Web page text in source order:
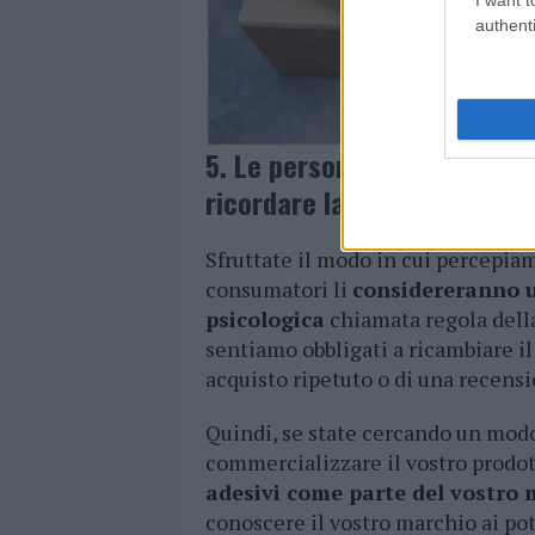
5. Le persone amano gli
ricordare la vostra
Sfruttate il modo in cui
consumatori li considereranno
psicologica chiamata regola
sentiamo obbligati a ricambiare
acquisto ripetuto o di una
Quindi, se state cercando un
commercializzare il vostro
adesivi come parte del vostro
conoscere il vostro marchio ai